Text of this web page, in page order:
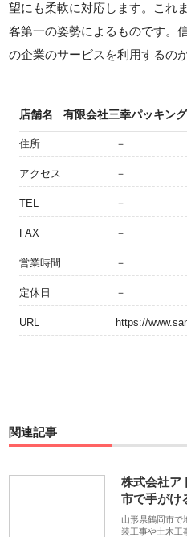
望にも柔軟に対応します。これ
客第一の姿勢によるものです。
の企業のサービスを利用するの
店舗名 有限会社三幸パッキン
住所 －
アクセス －
TEL －
FAX －
営業時間 －
定休日 －
URL https://
関連記事
株式会社ア
市で手がけ
山形県鶴岡市で
装工事や土木工